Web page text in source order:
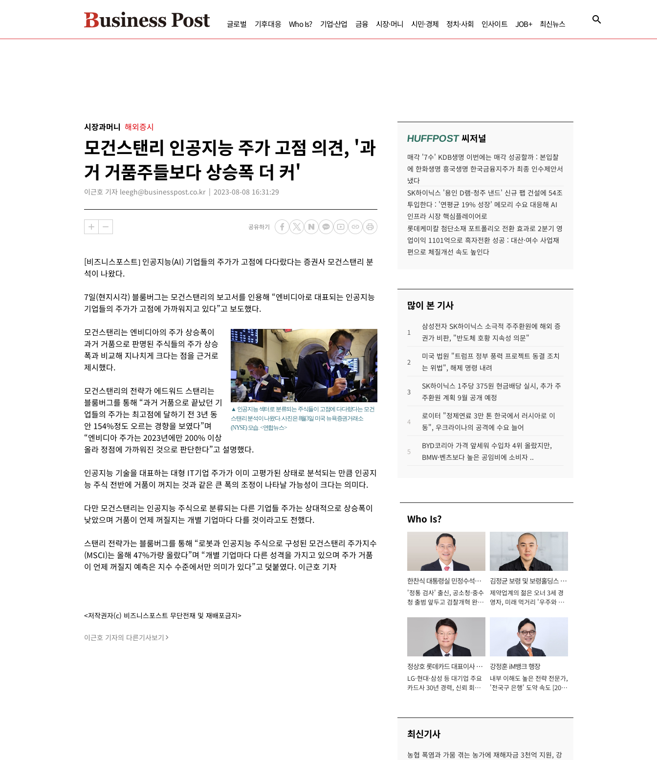
글로벌 기후대응 Who Is? 기업·산업 금융 시장·머니 시민·경제 정치·사회 인사이트 JOB+ 최신뉴스
시장과머니 해외증시
모건스탠리 인공지능 주가 고점 의견, '과
거 거품주들보다 상승폭 더 커'
이근호 기자 leegh@businesspost.co.kr 2023-08-08 16:31:29
공유하기
[비즈니스포스트] 인공지능(AI) 기업들의 주가가 고점에 다다랐다는 증권사 모건스탠리 분
석이 나왔다.
7일(현지시각) 블룸버그는 모건스탠리의 보고서를 인용해 “엔비디아로 대표되는 인공지능
기업들의 주가가 고점에 가까워지고 있다”고 보도했다.
▲ 인공지능 섹터로 분류되는 주식들이 고점에 다다랐다는 모건
스탠리 분석이 나왔다. 사진은 8월3일 미국 뉴욕증권거래소
(NYSE) 모습. <연합뉴스>
모건스탠리는 엔비디아의 주가 상승폭이
과거 거품으로 판명된 주식들의 주가 상승
폭과 비교해 지나치게 크다는 점을 근거로
제시했다.
모건스탠리의 전략가 에드워드 스탠리는
블룸버그를 통해 “과거 거품으로 끝났던 기
업들의 주가는 최고점에 달하기 전 3년 동
안 154%정도 오르는 경향을 보였다”며
“엔비디아 주가는 2023년에만 200% 이상
올라 정점에 가까워진 것으로 판단한다”고 설명했다.
인공지능 기술을 대표하는 대형 IT기업 주가가 이미 고평가된 상태로 분석되는 만큼 인공지
능 주식 전반에 거품이 꺼지는 것과 같은 큰 폭의 조정이 나타날 가능성이 크다는 의미다.
다만 모건스탠리는 인공지능 주식으로 분류되는 다른 기업들 주가는 상대적으로 상승폭이
낮았으며 거품이 언제 꺼질지는 개별 기업마다 다를 것이라고도 전했다.
스탠리 전략가는 블룸버그를 통해 “로봇과 인공지능 주식으로 구성된 모건스탠리 주가지수
(MSCI)는 올해 47%가량 올랐다”며 “개별 기업마다 다른 성격을 가지고 있으며 주가 거품
이 언제 꺼질지 예측은 지수 수준에서만 의미가 있다”고 덧붙였다. 이근호 기자
<저작권자(c) 비즈니스포스트 무단전재 및 재배포금지>
이근호 기자의 다른기사보기
HUFFPOST씨저널
매각 '7수' KDB생명 이번에는 매각 성공할까 : 본입찰
에 한화생명 흥국생명 한국금융지주가 최종 인수제안서
냈다
SK하이닉스 '용인 D램-청주 낸드' 신규 팹 건설에 54조
투입한다 : '연평균 19% 성장' 메모리 수요 대응해 AI
인프라 시장 핵심플레이어로
롯데케미칼 첨단소재 포트폴리오 전환 효과로 2분기 영
업이익 1101억으로 흑자전환 성공 : 대산·여수 사업재
편으로 체질개선 속도 높인다
많이 본 기사
1
삼성전자 SK하이닉스 소극적 주주환원에 해외 증
권가 비판, "반도체 호황 지속성 의문"
2
미국 법원 "트럼프 정부 풍력 프로젝트 동결 조치
는 위법", 해제 명령 내려
3
SK하이닉스 1주당 375원 현금배당 실시, 추가 주
주환원 계획 9월 공개 예정
4
로이터 "정제연료 3만 톤 한국에서 러시아로 이
동", 우크라이나의 공격에 수요 늘어
5
BYD코리아 가격 앞세워 수입차 4위 올랐지만,
BMW·벤츠보다 높은 공임비에 소비자 ..
Who Is?
한찬식 대통령실 민정수석비
서관
'정통 검사' 출신, 공소청·중수
청 출범 앞두고 검찰개혁 완수
김정균 보령 및 보령홀딩스 대
표이사 사장
제약업계의 젊은 오너 3세 경
영자, 미래 먹거리 '우주와 헬
정상호 롯데카드 대표이사 사
장
LG·현대·삼성 등 대기업 주요
카드사 30년 경력, 신뢰 회복
강정훈 iM뱅크 행장
내부 이해도 높은 전략 전문가,
'전국구 은행' 도약 속도 [2026
최신기사
농협 폭염과 가뭄 겪는 농가에 재해자금 3천억 지원, 강